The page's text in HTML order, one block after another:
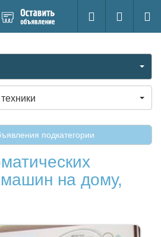
Поиск
Вход на
подкатегории
на дому,